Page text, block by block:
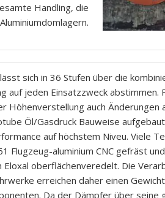
Handling, die
sich in 36 Stufen über die
auf jeden Einsatzzweck abstimmen.
Höhenverstellung auch Änderungen
Öl/Gasdruck Bauweise
auf höchstem Niveu. Viele
Flugzeug-aluminium CNC gefräst
oberflächenveredelt. Die
erreichen daher einen
Da der Dämpfer über seine